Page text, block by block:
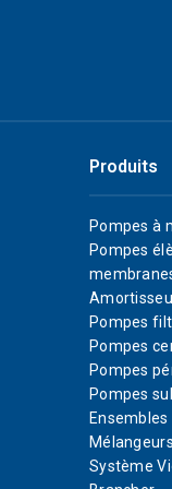
Produits
Pompes à
Pompes
Pompes
Pompes
Pompes
Pompes
Système